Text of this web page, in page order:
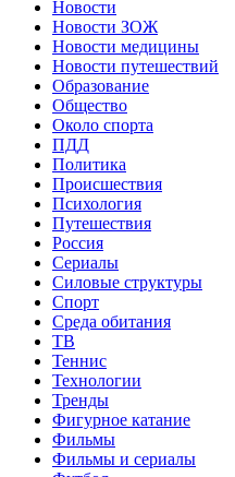
Новости
Новости ЗОЖ
Новости медицины
Новости путешествий
Образование
Общество
Около спорта
ПДД
Политика
Происшествия
Психология
Путешествия
Россия
Сериалы
Силовые структуры
Спорт
Среда обитания
ТВ
Теннис
Технологии
Тренды
Фигурное катание
Фильмы
Фильмы и сериалы